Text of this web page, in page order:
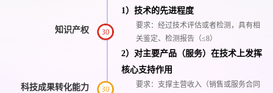
知识产权
科技成果转化能力
1）技术的先进程度
要求：经过技术评估或者检测，具有相
关鉴定、检测报告（≤8）
2）对主要产品（服务）在技术上发挥
核心支持作用
要求：支撑主营收入（销售或服务合同